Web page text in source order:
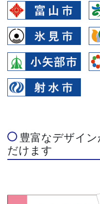
豊富なデザイ
だけます